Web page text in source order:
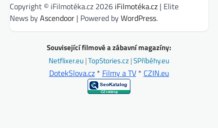
Copyright © iFilmotéka.cz 2026 iFilmotéka.cz | Elite
News byAscendoor | Powered byWordPress.
Související filmové a zábavní magazíny:
Netflixer.eu |TopStories.cz|SPříběhy.eu
DotekSlova.cz* Filmy a TV* CZIN.eu